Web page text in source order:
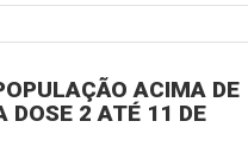
ACIMA DE
DOSE 2 ATÉ 11 DE